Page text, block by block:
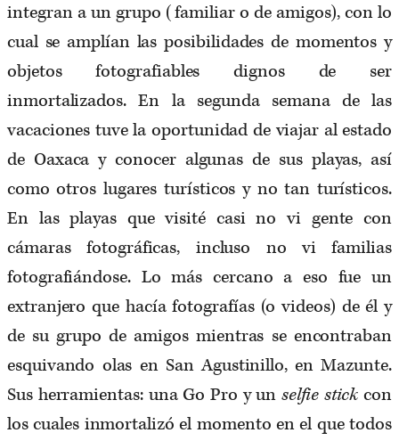
integran a un grupo (familiar o de amigos), con lo
cual se amplían las posibilidades de momentos y
objetos fotografiables dignos de ser
inmortalizados. En la segunda semana de las
vacaciones tuve la oportunidad de viajar al estado
de Oaxaca y conocer algunas de sus playas, así
como otros lugares turísticos y no tan turísticos.
En las playas que visité casi no vi gente con
cámaras fotográficas, incluso no vi familias
fotografiándose. Lo más cercano a eso fue un
extranjero que hacía fotografías (o videos) de él y
de su grupo de amigos mientras se encontraban
esquivando olas en San Agustinillo, en Mazunte.
Sus herramientas: una Go Pro y unselfie stick con
los cuales inmortalizó el momento en el que todos